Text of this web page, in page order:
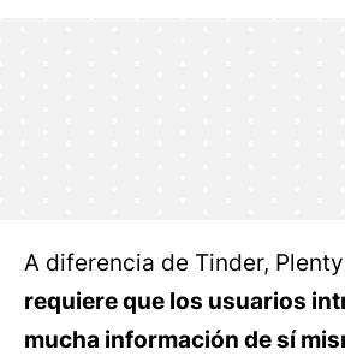
A diferencia de Tinder,
requiere que los usuarios
mucha información de sí